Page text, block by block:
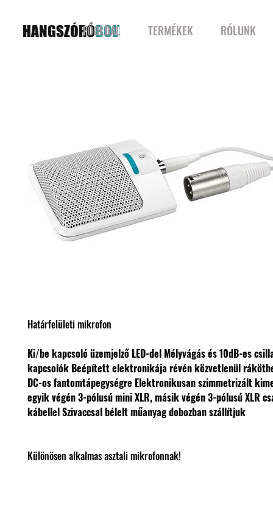
HANGSZÓRÓBOLT
FŐOLDAL TERMÉKEK RÓLUNK
Határfelületi mikrofon
Ki/be kapcsoló üzemjelző LED-del Mélyvágás és 10dB-es
kapcsolók Beépített elektronikája révén közvetlenül
DC-os fantomtápegységre Elektronikusan szimmetrizált
egyik végén 3-pólusú mini XLR, másik végén 3-pólusú XLR
kábellelSzivaccsal bélelt műanyag dobozban szállítjuk
Különösen alkalmas asztali mikrofonnak!